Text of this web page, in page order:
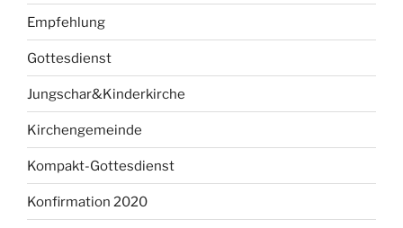
Empfehlung
Gottesdienst
Jungschar&Kinderkirche
Kirchengemeinde
Kompakt-Gottesdienst
Konfirmation 2020